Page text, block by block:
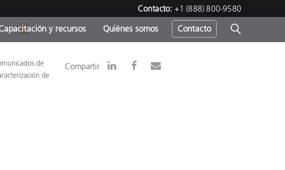
Contacto: +1 (888) 800-9580
de
Encuentra su
& Printer
nuestro equipo
y recursos
auditorías
Quiénes somos Contacto
1
de
de
Compartir